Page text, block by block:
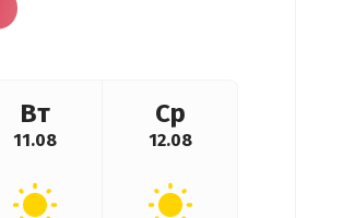
Вт
11.08
Ср
12.08